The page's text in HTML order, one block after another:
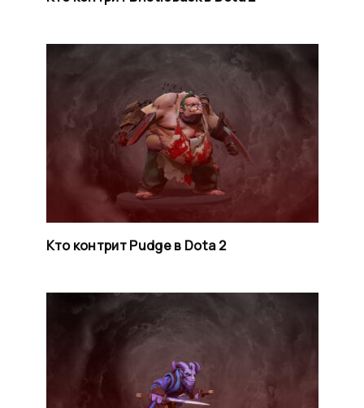
Кто контрит Pudge в Dota 2